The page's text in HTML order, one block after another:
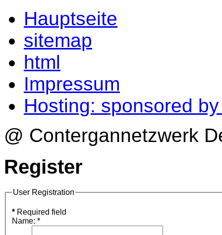
Hauptseite
sitemap
html
Impressum
Hosting: sponsored
@ Contergannetzwerk
Register
User Registration
* Required field
Name: *